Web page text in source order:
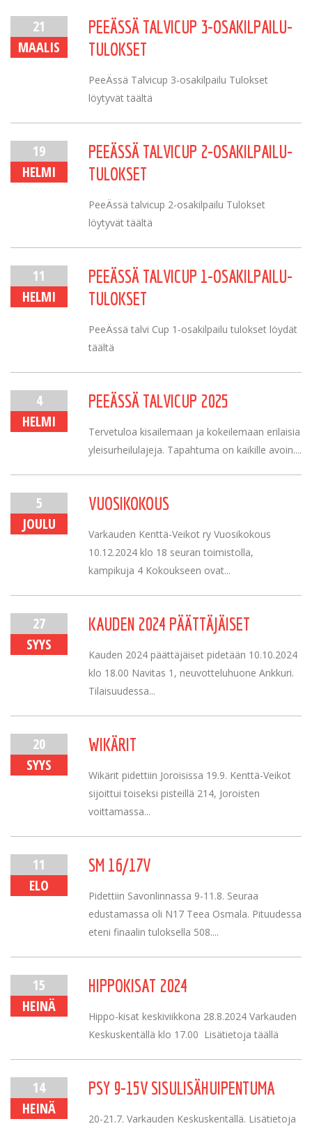
21
MAALIS
PEEÄSSÄ TALVICUP 3-OSAKILPAILU-
TULOKSET
PeeÄssä Talvicup 3-osakilpailu Tulokset
löytyvät täältä
19
HELMI
PEEÄSSÄ TALVICUP 2-OSAKILPAILU-
TULOKSET
PeeÄssä talvicup 2-osakilpailu Tulokset
löytyvät täältä
11
HELMI
PEEÄSSÄ TALVICUP 1-OSAKILPAILU-
TULOKSET
PeeÄssä talvi Cup 1-osakilpailu tulokset löydät
täältä
4
HELMI
PEEÄSSÄ TALVICUP 2025
Tervetuloa kisailemaan ja kokeilemaan erilaisia
yleisurheilulajeja. Tapahtuma on kaikille avoin....
5
JOULU
VUOSIKOKOUS
Varkauden Kenttä-Veikot ry Vuosikokous
10.12.2024 klo 18 seuran toimistolla,
kampikuja 4 Kokoukseen ovat...
27
SYYS
KAUDEN 2024 PÄÄTTÄJÄISET
Kauden 2024 päättäjäiset pidetään 10.10.2024
klo 18.00 Navitas 1, neuvotteluhuone Ankkuri.
Tilaisuudessa...
20
SYYS
WIKÄRIT
Wikärit pidettiin Joroisissa 19.9. Kenttä-Veikot
sijoittui toiseksi pisteillä 214, Joroisten
voittamassa...
11
ELO
SM 16/17V
Pidettiin Savonlinnassa 9-11.8. Seuraa
edustamassa oli N17 Teea Osmala. Pituudessa
eteni finaalin tuloksella 508....
15
HEINÄ
HIPPOKISAT 2024
Hippo-kisat keskiviikkona 28.8.2024 Varkauden
Keskuskentällä klo 17.00 Lisätietoja täällä
14
HEINÄ
PSY 9-15V SISULISÄHUIPENTUMA
20-21.7. Varkauden Keskuskentällä. Lisätietoja